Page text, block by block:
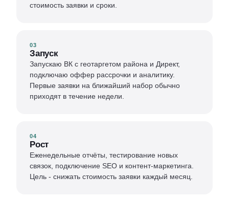
стоимость заявки и сроки.
03
Запуск
Запускаю ВК с геотаргетом района и Директ,
подключаю оффер рассрочки и аналитику.
Первые заявки на ближайший набор обычно
приходят в течение недели.
04
Рост
Еженедельные отчёты, тестирование новых
связок, подключение SEO и контент-маркетинга.
Цель - снижать стоимость заявки каждый месяц.